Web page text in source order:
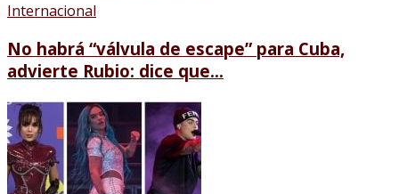
Internacional
No habrá “válvula de escape” para Cuba,
advierte Rubio: dice que...